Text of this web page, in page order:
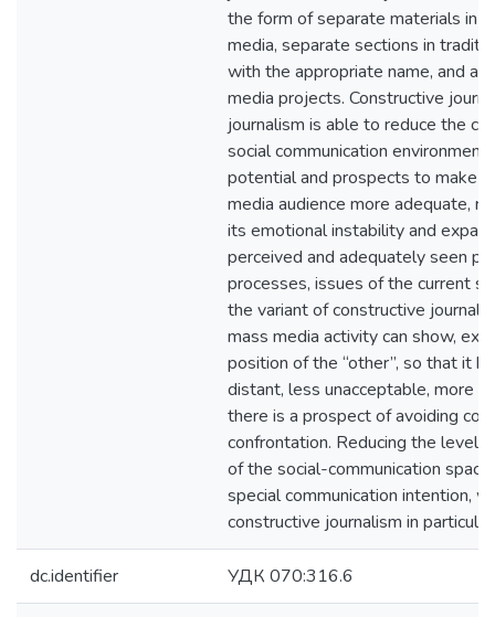
the form of separate materials in
media, separate sections in
with the appropriate name, and
media projects. Constructive
journalism is able to reduce the
social communication
potential and prospects to make
media audience more adequate,
its emotional instability and
perceived and adequately seen
processes, issues of the current
the variant of constructive
mass media activity can show,
position of the “other”, so that it
distant, less unacceptable, more
there is a prospect of avoiding
confrontation. Reducing the level
of the social-communication
special communication intention,
constructive journalism in particular.
dc.identifier УДК 070:316.6